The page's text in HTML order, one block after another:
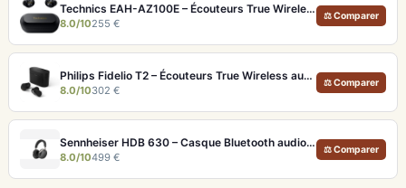
Technics EAH-AZ100E – Écouteurs True Wireless Hi-Res avec ANC adaptative et Dolby Atmos
8.0/10255 €
⚖ Comparer
Philips Fidelio T2 – Écouteurs True Wireless audiophiles avec ANC et autonomie record
8.0/10302 €
⚖ Comparer
Sennheiser HDB 630 – Casque Bluetooth audiophile 60h avec ANC adaptative
8.0/10499 €
⚖ Comparer